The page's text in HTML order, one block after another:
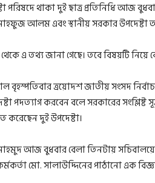
পরিষদে থাকা দুই ছাত্র প্রতিনিধি আজ
মাহফুজ আলম এবং স্থানীয় সরকার
এ তথ্য জানা গেছে। তবে বিষয়টি
বৃহস্পতিবার ত্রয়োদশ জাতীয় সংসদ
পদত্যাগ করবেন বলে সরকারের
করেছেন দুই উপদেষ্টা।
আজ বুধবার বেলা তিনটায় সচিবালয়ে
মো. সালাউদ্দিনের পাঠানো এক